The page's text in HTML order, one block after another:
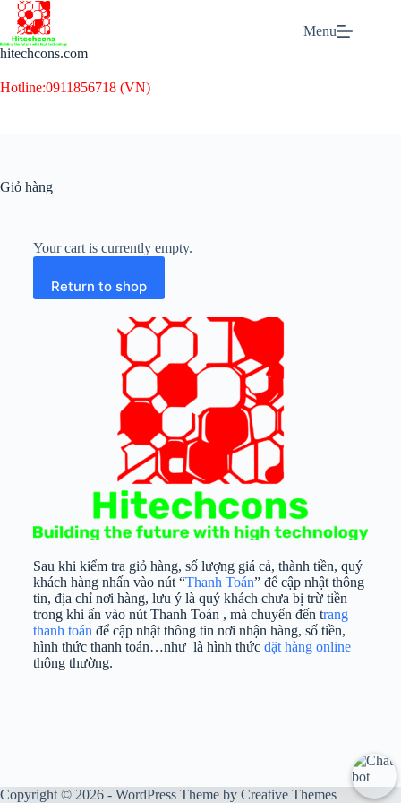
hitechcons.com
Menu
Hotline:0911856718 (VN)
Giỏ hàng
Your cart is currently empty.
Return to shop
Sau khi kiểm tra giỏ hàng, số lượng giá cả, thành tiền, quý
khách hàng nhấn vào nút “Thanh Toán” để cập nhật thông
tin, địa chỉ nơi hàng, lưu ý là quý khách chưa bị trừ tiền
trong khi ấn vào nút Thanh Toán , mà chuyển đến trang
thanh toán để cập nhật thông tin nơi nhận hàng, số tiền,
hình thức thanh toán…như là hình thức đặt hàng online
thông thường.
Copyright © 2026 - WordPress Theme by Creative Themes